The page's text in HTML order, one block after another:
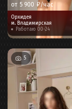
от 5 900 ₽/час
Орхидея
м. Владимирская
Работаю 00-24
5